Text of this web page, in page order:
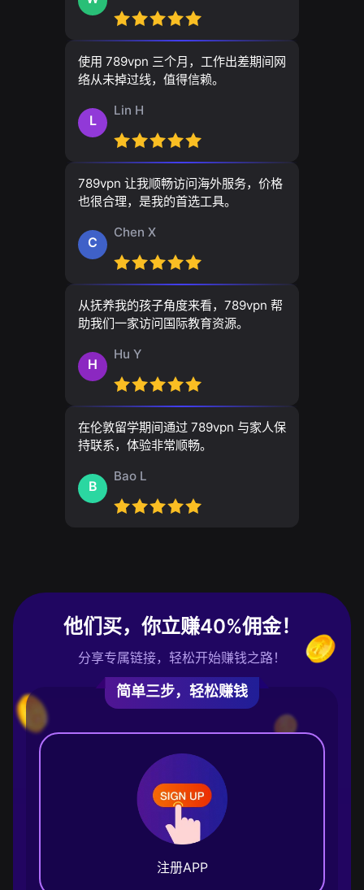
使用 789vpn 三个月，工作出差期间网
络从未掉过线，值得信赖。
L
Lin H
789vpn 让我顺畅访问海外服务，价格
也很合理，是我的首选工具。
C
Chen X
从抚养我的孩子角度来看，789vpn 帮
助我们一家访问国际教育资源。
H
Hu Y
在伦敦留学期间通过 789vpn 与家人保
持联系，体验非常顺畅。
B
Bao L
他们买，你立赚40%佣金！
分享专属链接，轻松开始赚钱之路！
简单三步，轻松赚钱
注册APP